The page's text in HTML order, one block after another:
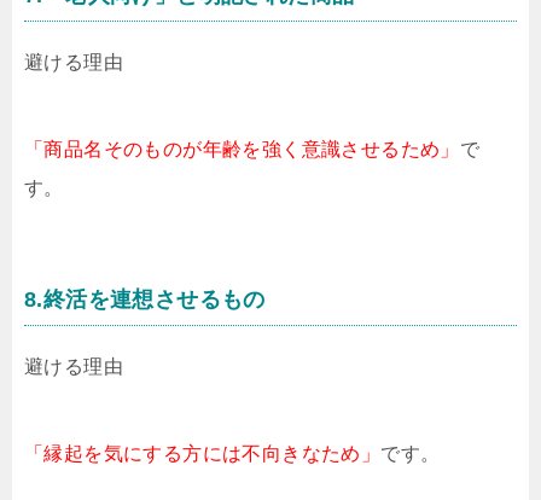
避ける理由
「商品名そのものが年齢を強く意識させるため」 で
す。
8.終活を連想させるもの
避ける理由
「縁起を気にする方には不向きなため」 です。